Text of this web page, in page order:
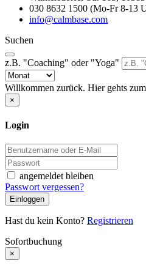
030 8632 1500 (Mo-Fr 8-13
info@calmbase.com
Suchen
z.B. "Coaching" oder "Yoga"
Willkommen zurück. Hier gehts
×
Login
angemeldet bleiben
Passwort vergessen?
Einloggen
Hast du kein Konto? Registrieren
Sofortbuchung
×